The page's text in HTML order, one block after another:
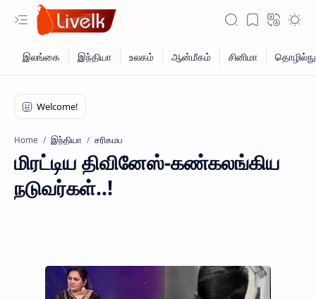
Home இந்தியா சரிகமப
மிரட்டிய திவினேஸ்-கண்கலங்கிய
நடுவர்கள்..!